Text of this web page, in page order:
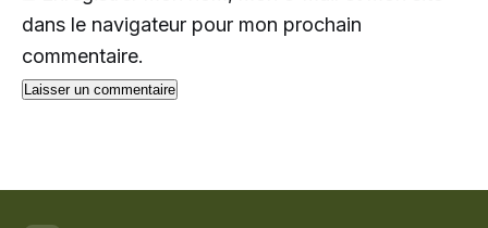
dans le navigateur pour mon prochain
commentaire.